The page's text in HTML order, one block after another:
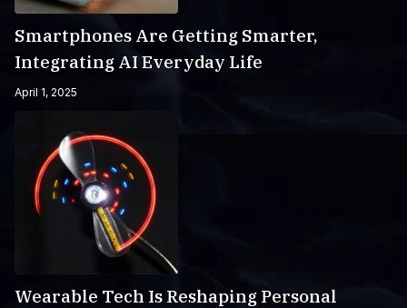
Smartphones Are Getting Smarter,
Integrating AI Everyday Life
April 1, 2025
Wearable Tech Is Reshaping Personal